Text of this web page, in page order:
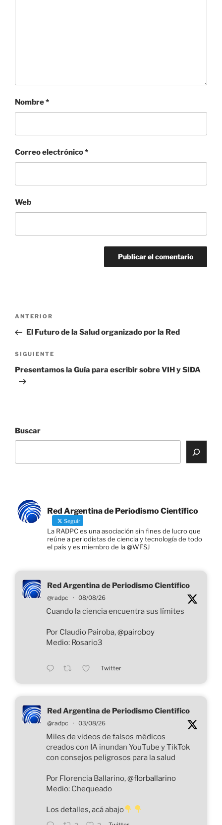
Nombre*
Correo electrónico*
Web
Navegación
entradas
Entrada
anterior:
ANTERIOR
El Futuro de la Salud organizado por la Red
Siguiente
entrada
SIGUIENTE
Presentamos la Guía para escribir sobre VIH y SIDA
Buscar
Red Argentina de Periodismo Científico
Seguir
La RADPC es una asociación sin fines de lucro que
reúne a periodistas de ciencia y tecnología de todo
el país y es miembro de la @WFSJ
Red Argentina de Periodismo Científico
@radpc · 08/08/26
Cuando la ciencia encuentra sus límites
Por Claudio Pairoba,@pairoboy
Medio: Rosario3
Twitter
Red Argentina de Periodismo Científico
@radpc · 03/08/26
Miles de videos de falsos médicos
creados con IA inundan YouTube y TikTok
con consejos peligrosos para la salud
Por Florencia Ballarino,@florballarino
Medio: Chequeado
Los detalles, acá abajo